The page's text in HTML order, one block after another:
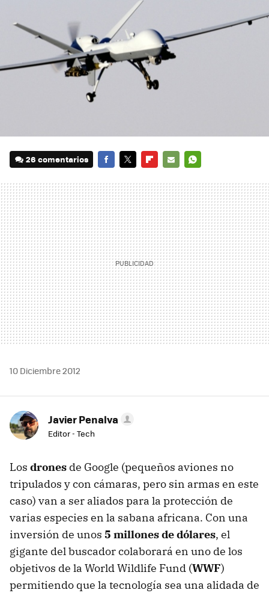
26 comentarios
MAIL
10 Diciembre 2012
Javier Penalva
Editor - Tech
Los drones de Google (pequeños aviones no
tripulados y con cámaras, pero sin armas en este
caso) van a ser aliados para la protección de
varias especies en la sabana africana. Con una
inversión de unos 5 millones de dólares, el
gigante del buscador colaborará en uno de los
objetivos de la World Wildlife Fund (WWF)
permitiendo que la tecnología sea una alidada de